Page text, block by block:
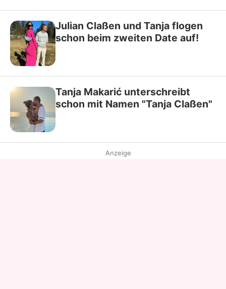
Julian Claßen und Tanja flogen
schon beim zweiten Date auf!
Tanja Makarić unterschreibt
schon mit Namen "Tanja Claßen"
Anzeige